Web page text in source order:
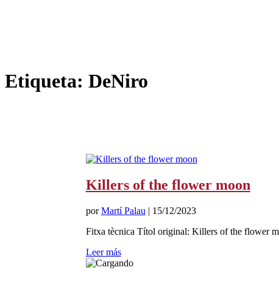
Etiqueta: DeNiro
Killers of the flower moon
porMartí Palau | 15/12/2023
Fitxa tècnica Títol original: Killers of the flower
Leer más